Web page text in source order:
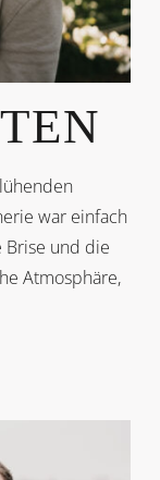
war einfach
Brise und die
Atmosphäre,